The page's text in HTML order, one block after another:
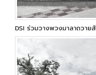
DSI ร่วมวางพวงมาลาถวาย